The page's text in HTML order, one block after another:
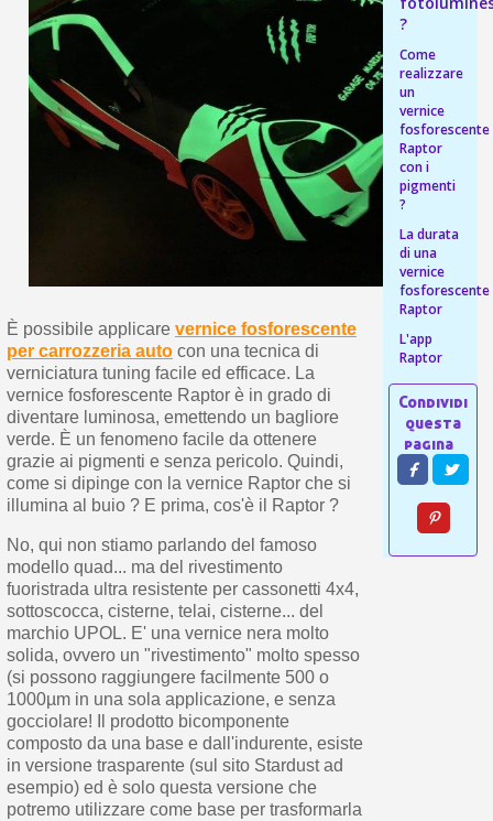
È possibile applicare vernice fosforescente
per carrozzeria autocon una tecnica di
verniciatura tuning facile ed efficace. La
vernice fosforescente Raptor è in grado di
diventare luminosa, emettendo un bagliore
verde. È un fenomeno facile da ottenere
grazie ai pigmenti e senza pericolo. Quindi,
come si dipinge con la vernice Raptor che si
illumina al buio ? E prima, cos'è il Raptor ?
No, qui non stiamo parlando del famoso
modello quad... ma del rivestimento
fuoristrada ultra resistente per cassonetti 4x4,
sottoscocca, cisterne, telai, cisterne... del
marchio UPOL. E' una vernice nera molto
solida, ovvero un "rivestimento" molto spesso
(si possono raggiungere facilmente 500 o
1000µm in una sola applicazione, e senza
gocciolare! Il prodotto bicomponente
composto da una base e dall'indurente, esiste
in versione trasparente (sul sito Stardust ad
esempio) ed è solo questa versione che
potremo utilizzare come base per trasformarla
?
Come
realizzare
un
vernice
fosforescente
Raptor
con i
pigmenti
?
La durata
di una
vernice
fosforescente
Raptor
L'app
Raptor